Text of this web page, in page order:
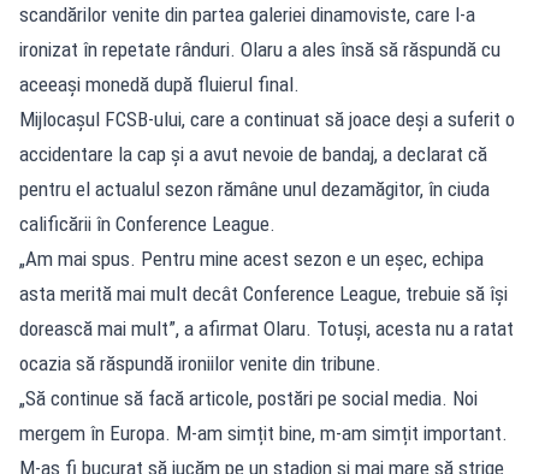
scandărilor venite din partea galeriei dinamoviste, care l-a
ironizat în repetate rânduri. Olaru a ales însă să răspundă cu
aceeaşi monedă după fluierul final.
Mijlocaşul FCSB-ului, care a continuat să joace deşi a suferit o
accidentare la cap şi a avut nevoie de bandaj, a declarat că
pentru el actualul sezon rămâne unul dezamăgitor, în ciuda
calificării în Conference League.
„Am mai spus. Pentru mine acest sezon e un eșec, echipa
asta merită mai mult decât Conference League, trebuie să își
dorească mai mult”, a afirmat Olaru. Totuşi, acesta nu a ratat
ocazia să răspundă ironiilor venite din tribune.
„Să continue să facă articole, postări pe social media. Noi
mergem în Europa. M-am simțit bine, m-am simțit important.
M-aș fi bucurat să jucăm pe un stadion și mai mare să strige